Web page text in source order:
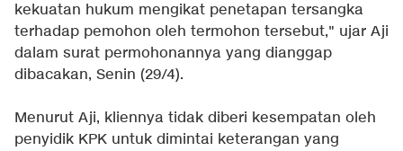
kekuatan hukum mengikat penetapan tersangka
terhadap pemohon oleh termohon tersebut," ujar Aji
dalam surat permohonannya yang dianggap
dibacakan, Senin (29/4).
Menurut Aji, kliennya tidak diberi kesempatan oleh
penyidik KPK untuk dimintai keterangan yang